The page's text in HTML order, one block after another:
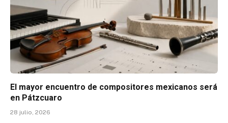
El mayor encuentro de compositores mexicanos será
en Pátzcuaro
28 julio, 2026